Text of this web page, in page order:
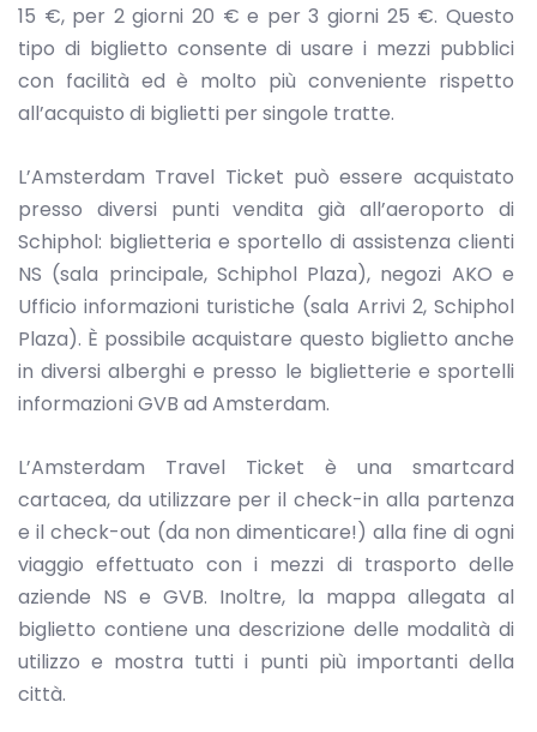
15 €, per 2 giorni 20 € e per 3 giorni 25 €. Questo
tipo di biglietto consente di usare i mezzi pubblici
con facilità ed è molto più conveniente rispetto
all’acquisto di biglietti per singole tratte.
L’Amsterdam Travel Ticket può essere acquistato
presso diversi punti vendita già all’aeroporto di
Schiphol: biglietteria e sportello di assistenza clienti
NS (sala principale, Schiphol Plaza), negozi AKO e
Ufficio informazioni turistiche (sala Arrivi 2, Schiphol
Plaza). È possibile acquistare questo biglietto anche
in diversi alberghi e presso le biglietterie e sportelli
informazioni GVB ad Amsterdam.
L’Amsterdam Travel Ticket è una smartcard
cartacea, da utilizzare per il check-in alla partenza
e il check-out (da non dimenticare!) alla fine di ogni
viaggio effettuato con i mezzi di trasporto delle
aziende NS e GVB. Inoltre, la mappa allegata al
biglietto contiene una descrizione delle modalità di
utilizzo e mostra tutti i punti più importanti della
città.